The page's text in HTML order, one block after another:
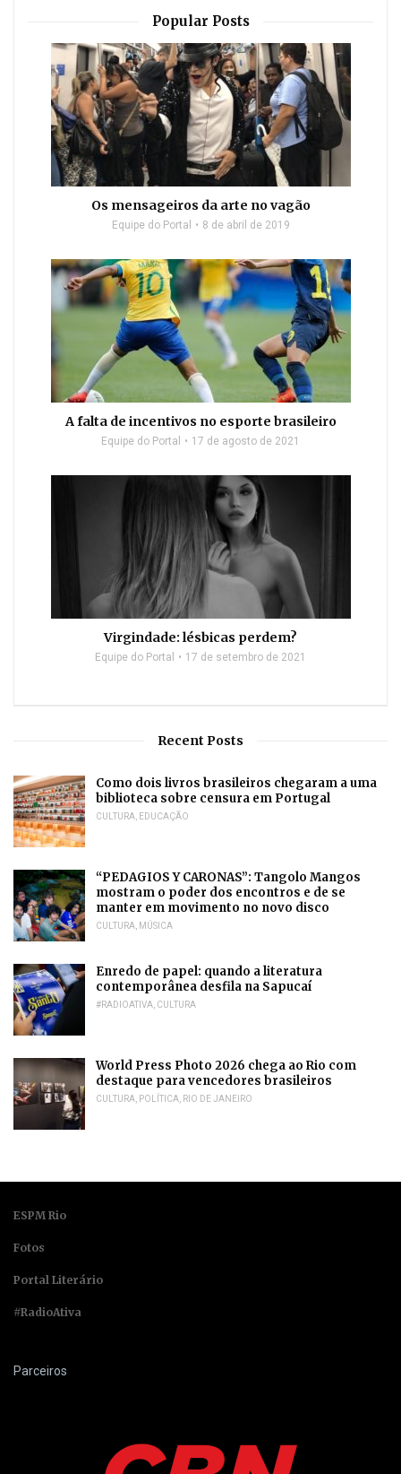
Popular Posts
Os mensageiros da arte no vagão
Equipe do Portal 8 de abril de 2019
A falta de incentivos no esporte brasileiro
Equipe do Portal 17 de agosto de 2021
Virgindade: lésbicas perdem?
Equipe do Portal 17 de setembro de 2021
Recent Posts
Como dois livros brasileiros chegaram a uma
biblioteca sobre censura em Portugal
CULTURA, EDUCAÇÃO
“PEDAGIOS Y CARONAS”: Tangolo Mangos
mostram o poder dos encontros e de se
manter em movimento no novo disco
CULTURA, MÚSICA
Enredo de papel: quando a literatura
contemporânea desfila na Sapucaí
#RADIOATIVA, CULTURA
World Press Photo 2026 chega ao Rio com
destaque para vencedores brasileiros
CULTURA, POLÍTICA, RIO DE JANEIRO
ESPM Rio
Fotos
Portal Literário
#RadioAtiva
Parceiros